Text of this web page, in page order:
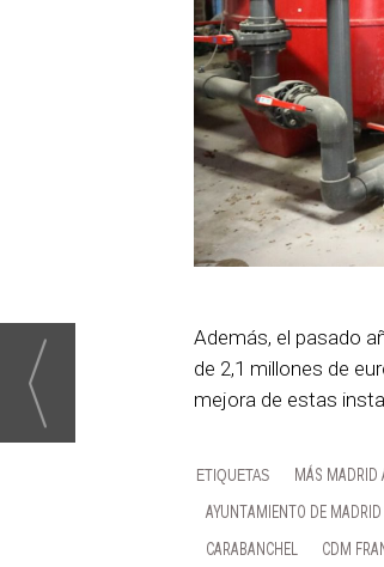
Además, el pasado
de 2,1 millones de
mejora de estas
MÁS MADRID
AYUNTAMIENTO DE MADRID
CARABANCHEL
CDM